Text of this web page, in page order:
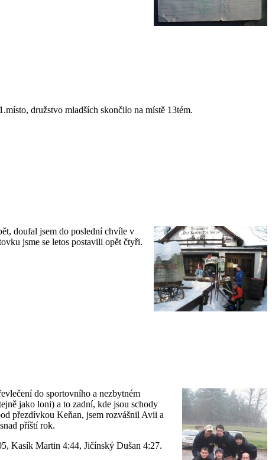
družstvo mladších skončilo na místě 13tém.
doufal jsem do poslední chvíle v
jsme se letos postavili opět čtyři.
do sportovního a nezbytném
jako loni) a to zadní, kde jsou schody
přezdívkou Keňan, jsem rozvášnil Avii a
příští rok.
Kasík Martin 4:44, Jičínský Dušan 4:27.